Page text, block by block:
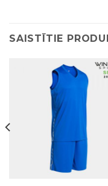
SAISTĪTIE